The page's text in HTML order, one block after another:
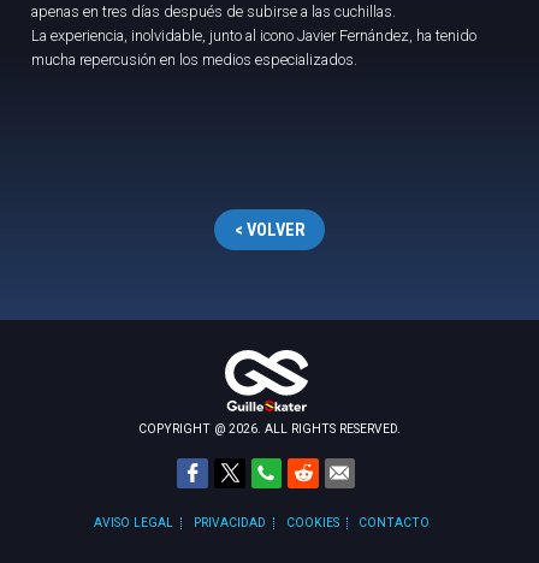
apenas en tres días después de subirse a las cuchillas.
La experiencia, inolvidable, junto al icono Javier Fernández, ha tenido
mucha repercusión en los medios especializados.
< VOLVER
COPYRIGHT @ 2026. ALL RIGHTS RESERVED.
AVISO LEGAL PRIVACIDAD COOKIES CONTACTO